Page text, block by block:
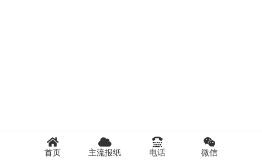
首页 主流报纸 电话 微信